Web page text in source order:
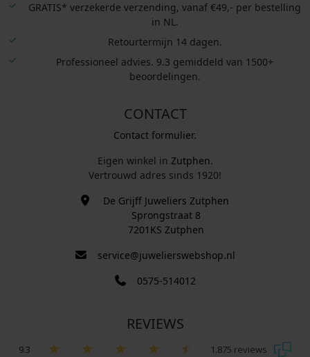
GRATIS* verzekerde verzending, vanaf €49,- per bestelling
in NL.
Retourtermijn 14 dagen.
Professioneel advies. 9.3 gemiddeld van 1500+
beoordelingen.
CONTACT
Contact formulier.
Eigen winkel in Zutphen.
Vertrouwd adres sinds 1920!
De Grijff Juweliers Zutphen
Sprongstraat 8
7201KS Zutphen
service@juwelierswebshop.nl
0575-514012
REVIEWS
9.3 1.875 reviews